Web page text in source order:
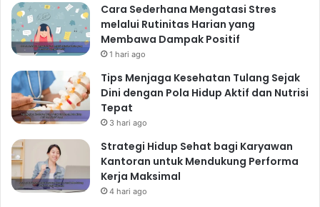
Cintai dan hargai diri Anda sendiri. Jangan terlalu keras
pada diri sendiri jika Anda membuat kesalahan.
Ingatlah bahwa perjalanan menuju gaya hidup sehat
adalah proses yang berkelanjutan.
Kesimpulan: Gaya Hidup
Sehat yang Terukur dan
Berkelanjutan
Membangun gaya hidup sehat yang konsisten tidak
harus sulit dan membatasi. Fokuslah pada peningkatan
kualitas hidup secara bertahap, dengan
Cara Sederhana Mengatasi Stres
melalui Rutinitas Harian yang
Membawa Dampak Positif
1 hari ago
Tips Menjaga Kesehatan Tulang Sejak
Dini dengan Pola Hidup Aktif dan Nutrisi
Tepat
3 hari ago
Strategi Hidup Sehat bagi Karyawan
Kantoran untuk Mendukung Performa
Kerja Maksimal
4 hari ago